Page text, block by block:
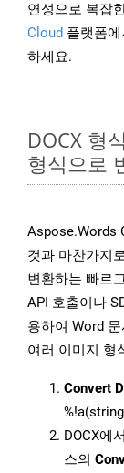
연성으로 복잡
Cloud 플랫폼
하세요.
DOCX 형
형식으로
Aspose.Words
것과 마찬가지
변환하는 빠르
API 호출이나
용하여 Word 문
여러 이미지 형
Convert
DOCX에
스의